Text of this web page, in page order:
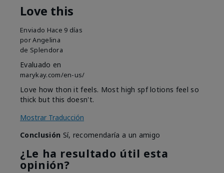
Love this
Enviado Hace 9 días
porAngelina
de Splendora
Evaluado en
marykay.com/en-us/
Love how thon it feels. Most high spf lotions feel so
thick but this doesn't.
Mostrar Traducción
Conclusión Sí, recomendaría a un amigo
¿Le ha resultado útil esta
opinión?